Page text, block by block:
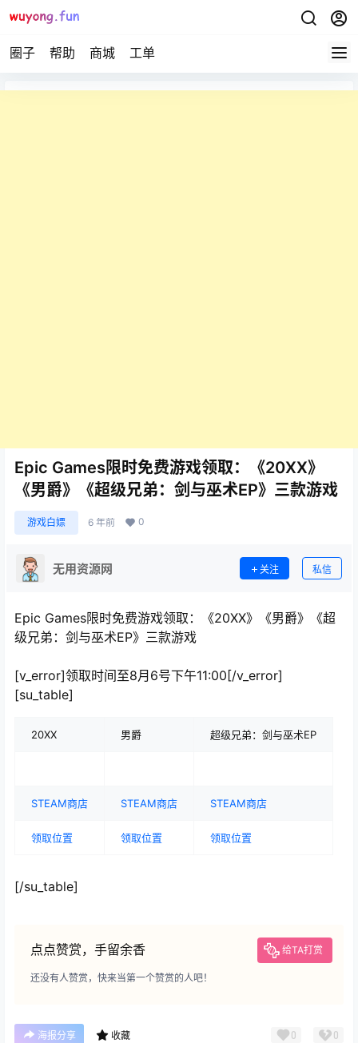
圈子 帮助 商城 工单
Epic Games限时免费游戏领取：《20XX》
《男爵》《超级兄弟：剑与巫术EP》三款游戏
游戏白嫖 6 年前 0
无用资源网 关注 私信
Epic Games限时免费游戏领取：《20XX》《男爵》《超
级兄弟：剑与巫术EP》三款游戏
[v_error]领取时间至8月6号下午11:00[/v_error]
[su_table]
20XX 男爵 超级兄弟：剑与巫术EP
STEAM商店 STEAM商店 STEAM商店
领取位置 领取位置 领取位置
[/su_table]
点点赞赏，手留余香 给TA打赏
还没有人赞赏，快来当第一个赞赏的人吧！
海报分享 收藏 0 0